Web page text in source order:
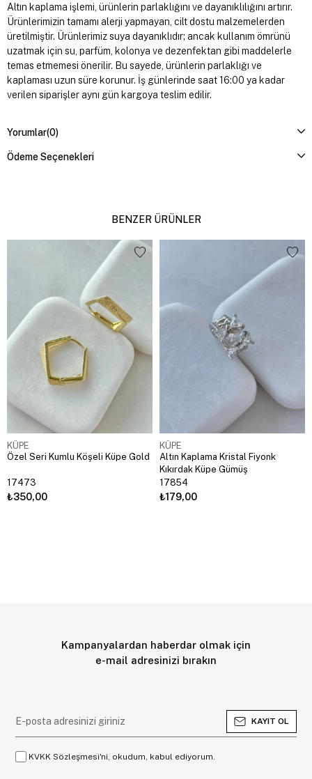
Altın kaplama işlemi, ürünlerin parlaklığını ve dayanıklılığını artırır.
Ürünlerimizin tamamı alerji yapmayan, cilt dostu malzemelerden
üretilmiştir. Ürünlerimiz suya dayanıklıdır; ancak kullanım ömrünü
uzatmak için su, parfüm, kolonya ve dezenfektan gibi maddelerle
temas etmemesi önerilir. Bu sayede, ürünlerin parlaklığı ve
kaplaması uzun süre korunur. İş günlerinde saat 16:00 ya kadar
verilen siparişler aynı gün kargoya teslim edilir.
Yorumlar(0)
Ödeme Seçenekleri
BENZER ÜRÜNLER
KÜPE
Özel Seri Kumlu Köşeli Küpe Gold
17473
₺350,00
KÜPE
Altın Kaplama Kristal Fiyonk
Kıkırdak Küpe Gümüş
17854
₺179,00
Kampanyalardan haberdar olmak için
e-mail adresinizi bırakın
KAYIT OL
KVKK Sözleşmesi'ni, okudum, kabul ediyorum.